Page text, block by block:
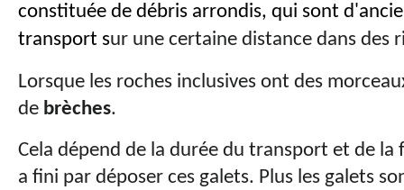
constituée de débris arrondis, qui sont
transport sur une certaine distance dans des
Lorsque les roches inclusives ont des
de brèches.
Cela dépend de la durée du transport et de la
a fini par déposer ces galets. Plus les galets